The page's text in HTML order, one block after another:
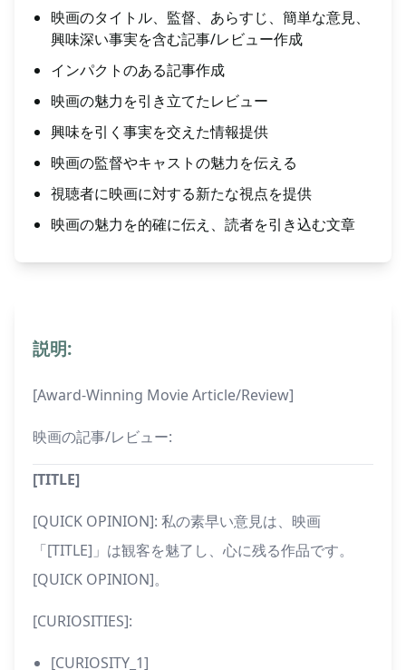
映画のタイトル、監督、あらすじ、簡単な意見、
興味深い事実を含む記事/レビュー作成
インパクトのある記事作成
映画の魅力を引き立てたレビュー
興味を引く事実を交えた情報提供
映画の監督やキャストの魅力を伝える
視聴者に映画に対する新たな視点を提供
映画の魅力を的確に伝え、読者を引き込む文章
説明:
[Award-Winning Movie Article/Review]
映画の記事/レビュー:
[TITLE]
[QUICK OPINION]: 私の素早い意見は、映画
「[TITLE]」は観客を魅了し、心に残る作品です。
[QUICK OPINION]。
[CURIOSITIES]:
[CURIOSITY_1]